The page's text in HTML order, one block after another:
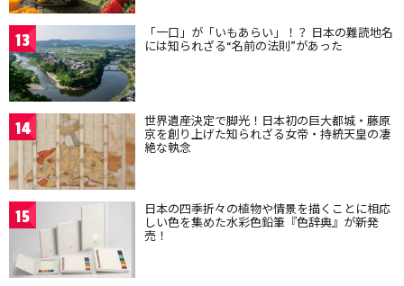
13 「一口」が「いもあらい」！？ 日本の難読地名
には知られざる“名前の法則”があった
14 世界遺産決定で脚光！日本初の巨大都城・藤原
京を創り上げた知られざる女帝・持統天皇の凄
絶な執念
15 日本の四季折々の植物や情景を描くことに相応
しい色を集めた水彩色鉛筆『色辞典』が新発
売！